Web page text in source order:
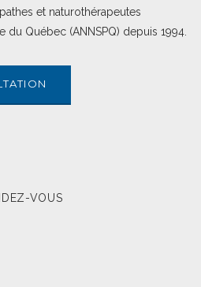
et naturothérapeutes
Québec (ANNSPQ) depuis 1994.
VOUS